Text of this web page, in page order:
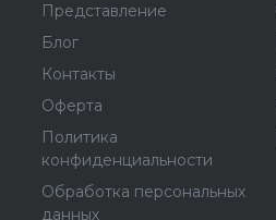
Представление
Блог
Контакты
Оферта
Политика
конфиденциальности
Обработка персональных
данных